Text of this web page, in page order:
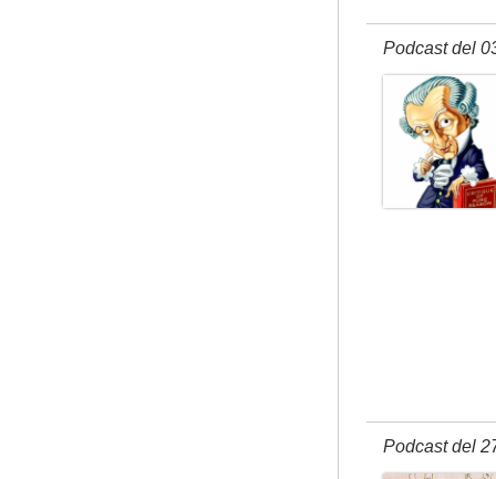
Podcast del
Podcast del